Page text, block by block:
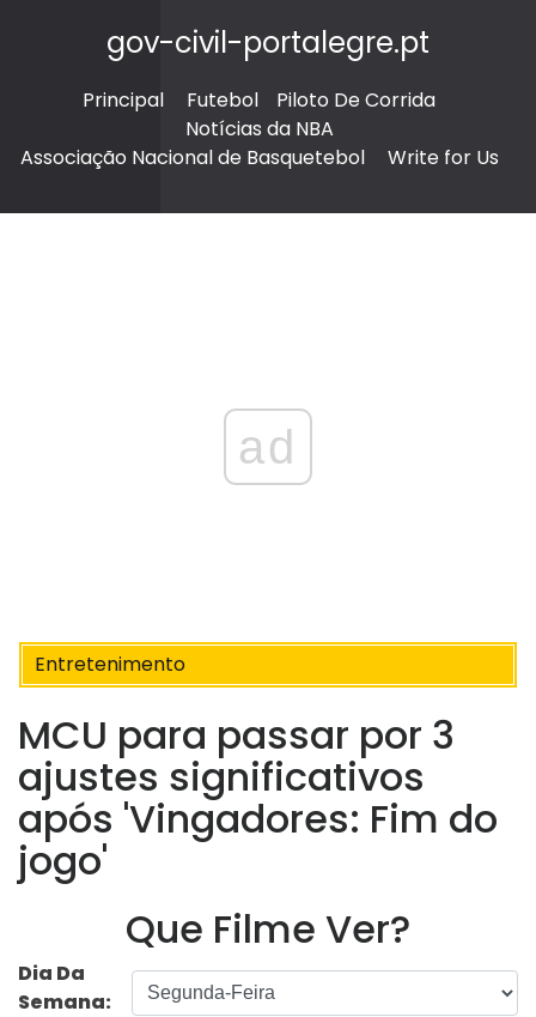
gov-civil-portalegre.pt
Principal Futebol
Piloto De Corrida
Notícias da NBA
Associação Nacional de Basquetebol
Write for Us
ad
Entretenimento
MCU para passar por 3
ajustes significativos
após 'Vingadores: Fim do
jogo'
Que Filme Ver?
Dia Da
Semana: